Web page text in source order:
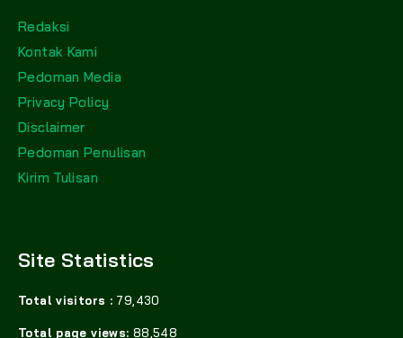
Redaksi
Kontak Kami
Pedoman Media
Privacy Policy
Disclaimer
Pedoman Penulisan
Kirim Tulisan
Site Statistics
Total visitors : 79,430
Total page views: 88,548